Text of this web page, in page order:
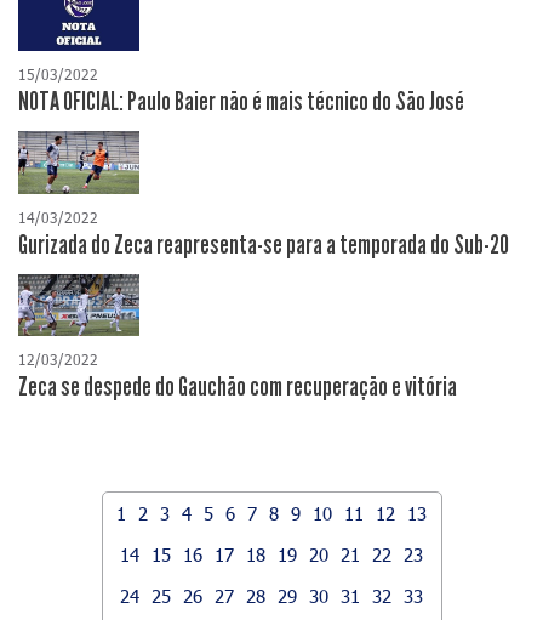
15/03/2022
NOTA OFICIAL: Paulo Baier não é mais técnico do São José
14/03/2022
Gurizada do Zeca reapresenta-se para a temporada do Sub-20
12/03/2022
Zeca se despede do Gauchão com recuperação e vitória
1 2 3 4 5 6 7 8 9 10 11 12
13
14
15 16 17 18 19 20 21 22
23
24
25 26 27 28 29 30 31 32 33